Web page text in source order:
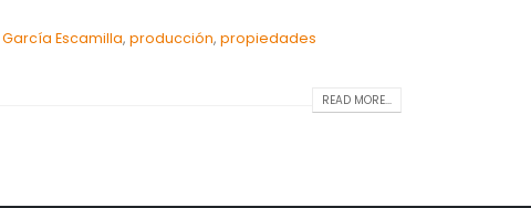
Escamilla, producción, propiedades
READ MORE...